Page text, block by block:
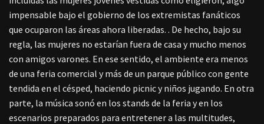
impensable bajo el gobierno de los extremistas fanáticos
que ocuparon las áreas ahora liberadas. . De hecho, bajo su
regla, las mujeres no estarían fuera de casa y mucho menos
con amigos varones. En ese sentido, el ambiente era menos
de una feria comercial y más de un parque público con gente
tendida en el césped, haciendo picnic y niños jugando. En otra
parte, la música sonó en los stands de la feria y en los
escenarios preparados para entretener a las multitudes,